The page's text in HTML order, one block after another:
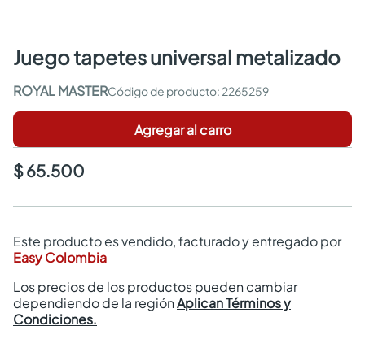
juego tapetes universal metalizado
ROYAL MASTER : 2265259
Agregar al carro
$ 65.500
Este producto es vendido, facturado y entregado por
Easy Colombia
Los precios de los productos pueden cambiar
dependiendo de la regiónAplican Términos y
Condiciones.